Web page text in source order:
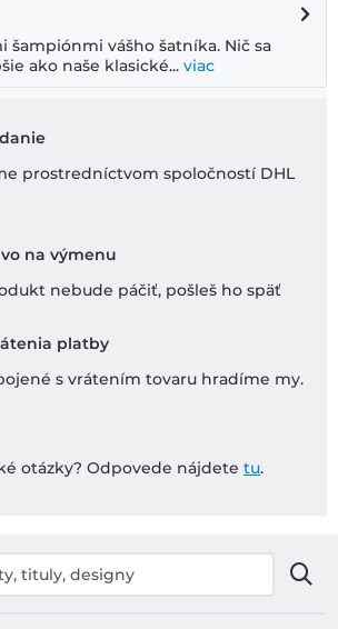
šampiónmi vášho šatníka. Nič sa
ako naše klasické... viac
prostredníctvom spoločností DHL
na výmenu
nebude páčiť, pošleš ho späť
platby
s vrátením tovaru hradíme my.
otázky? Odpovede nájdete tu.